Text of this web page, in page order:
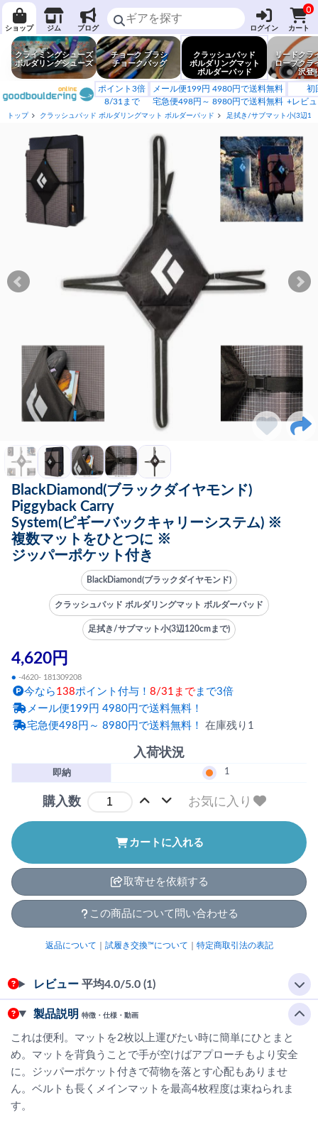
ショップ ジム ブログ ログイン
0
カート
クライミングシューズ
ボルダリングシューズ
チョーク ブラシ
チョークバッグ
クラッシュパッド
ボルダリングマット
ボルダーパッド
リードクラ
ロープクラ
沢登
ポイント3倍
8/31まで
メール便199円 4980円で送料無料
宅急便498円～ 8980円で送料無料
初
+レビ
トップ クラッシュパッド ボルダリングマット ボルダーパッド 足拭き/サブマット小(3辺
BlackDiamond(ブラックダイヤモンド)
Piggyback Carry
System(ピギーバックキャリーシステム) ※
複数マットをひとつに ※
ジッパーポケット付き
BlackDiamond(ブラックダイヤモンド)
クラッシュパッド ボルダリングマット ボルダーパッド
足拭き/サブマット小(3辺120cmまで)
4,620円
● -4620- 181309208
今なら 138ポイント付与！ 8/31まで まで3倍
メール便199円 4980円で送料無料！
宅急便498円～ 8980円で送料無料！ 在庫残り1
入荷状況
即納 1
購入数 お気に入り
カートに入れる
取寄せを依頼する
この商品について問い合わせる
返品について 試履き交換™について 特定商取引法の表記
レビュー 平均4.0/5.0 (1)
製品説明 特徴・仕様・動画
これは便利。マットを2枚以上運びたい時に簡単にひとまと
め。マットを背負うことで手が空けばアプローチもより安全
に。ジッパーポケット付きで荷物を落とす心配もありませ
ん。ベルトも長くメインマットを最高4枚程度は束ねられま
す。